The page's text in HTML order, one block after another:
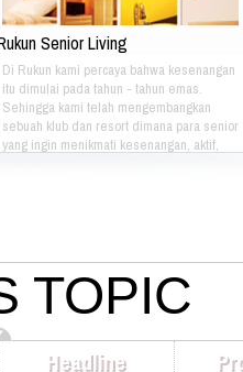
Senior Living
Di Rukun kami percaya bahwa kesenangan
itu dimulai pada tahun - tahun emas.
Sehingga kami telah mengembangkan
sebuah klub dan resort dimana para senior
yang ingin menikmati kesenangan, aktif,
Darmawan Park Gate 1, Jl. Raya Babakan
Madang No. 99 Sentul, 16810.
Web:www.rukunseniorliving.com
TOPIC
Headline